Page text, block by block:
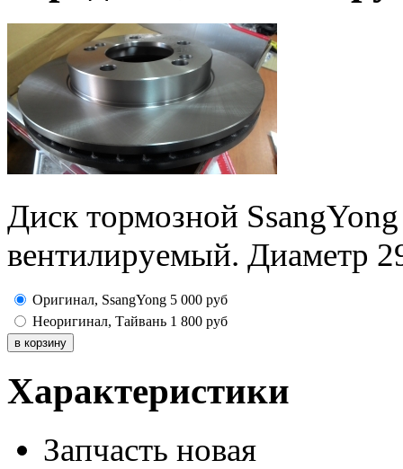
Диск тормозной
вентилируемый. Диаметр
Оригинал, SsangYong 5 000 руб
Неоригинал, Тайвань 1 800 руб
Характеристики
Запчасть новая